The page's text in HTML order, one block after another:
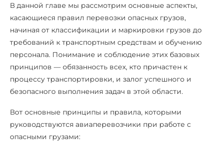
В данной главе мы рассмотрим основные аспекты,
касающиеся правил перевозки опасных грузов,
начиная от классификации и маркировки грузов до
требований к транспортным средствам и обучению
персонала. Понимание и соблюдение этих базовых
принципов — обязанность всех, кто причастен к
процессу транспортировки, и залог успешного и
безопасного выполнения задач в этой области.
Вот основные принципы и правила, которыми
руководствуются авиаперевозчики при работе с
опасными грузами: